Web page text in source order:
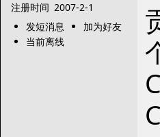
注册时间 2007-2-1
发短消息
加为好友
当前离线